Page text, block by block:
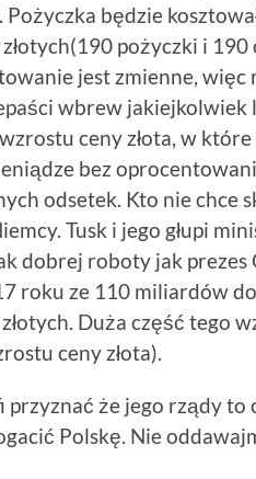
Pożyczka będzie
pożyczki i 190
jest zmienne, więc
wbrew jakiejkolwiek
ceny złota, w
bez
odsetek. Kto nie chce
Tusk i jego głupi
dobrej roboty jak prezes
roku ze 110 miliardów
Duża część tego
ceny złota).
że jego rządy to
Polskę. Nie